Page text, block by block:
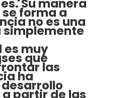
Su manera
forma a
no es una
simplemente
muy
que
las
ha
partir de las